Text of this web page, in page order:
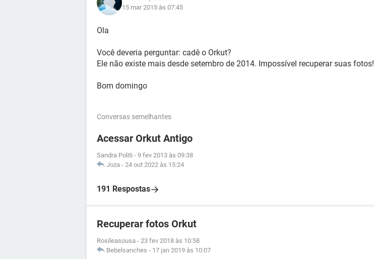
15 mar 2015 às 07:45
Ola
Você deveria perguntar: cadê o Orkut?
Ele não existe mais desde setembro de 2014. Impossível recuperar suas fotos!
Bom domingo
Conversas semelhantes
Acessar Orkut Antigo
Sandra Politi - 9 fev 2013 às 09:38
Joza - 24 out 2022 às 15:24
191 Respostas
Recuperar fotos Orkut
Rosileasousa - 23 fev 2018 às 10:58
Bebelsanches - 17 jan 2019 às 10:07